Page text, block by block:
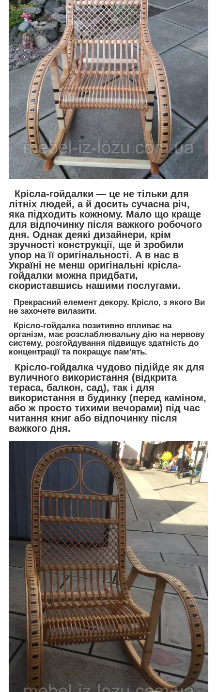
Крісла-гойдалки — це не тільки для
літніх людей, а й досить сучасна річ,
яка підходить кожному. Мало що краще
для відпочинку після важкого робочого
дня. Однак деякі дизайнери, крім
зручності конструкції, ще й зробили
упор на її оригінальності. А в нас в
Україні не менш оригінальні крісла-
гойдалки можна придбати,
скориставшись нашими послугами.
Прекрасний елемент декору. Крісло, з якого Ви
не захочете вилазити.
Крісло-гойдалка позитивно впливає на
організм, має розслаблювальну дію на нервову
систему, розгойдування підвищує здатність до
концентрації та покращує пам'ять.
Крісло-гойдалка чудово підійде як для
вуличного використання (відкрита
тераса, балкон, сад), так і для
використання в будинку (перед каміном,
або ж просто тихими вечорами) під час
читання книг або відпочинку після
важкого дня.